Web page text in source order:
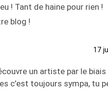
! Tant de haine pour rien !
blog !
17
un artiste par le biais
c’est toujours sympa, tu